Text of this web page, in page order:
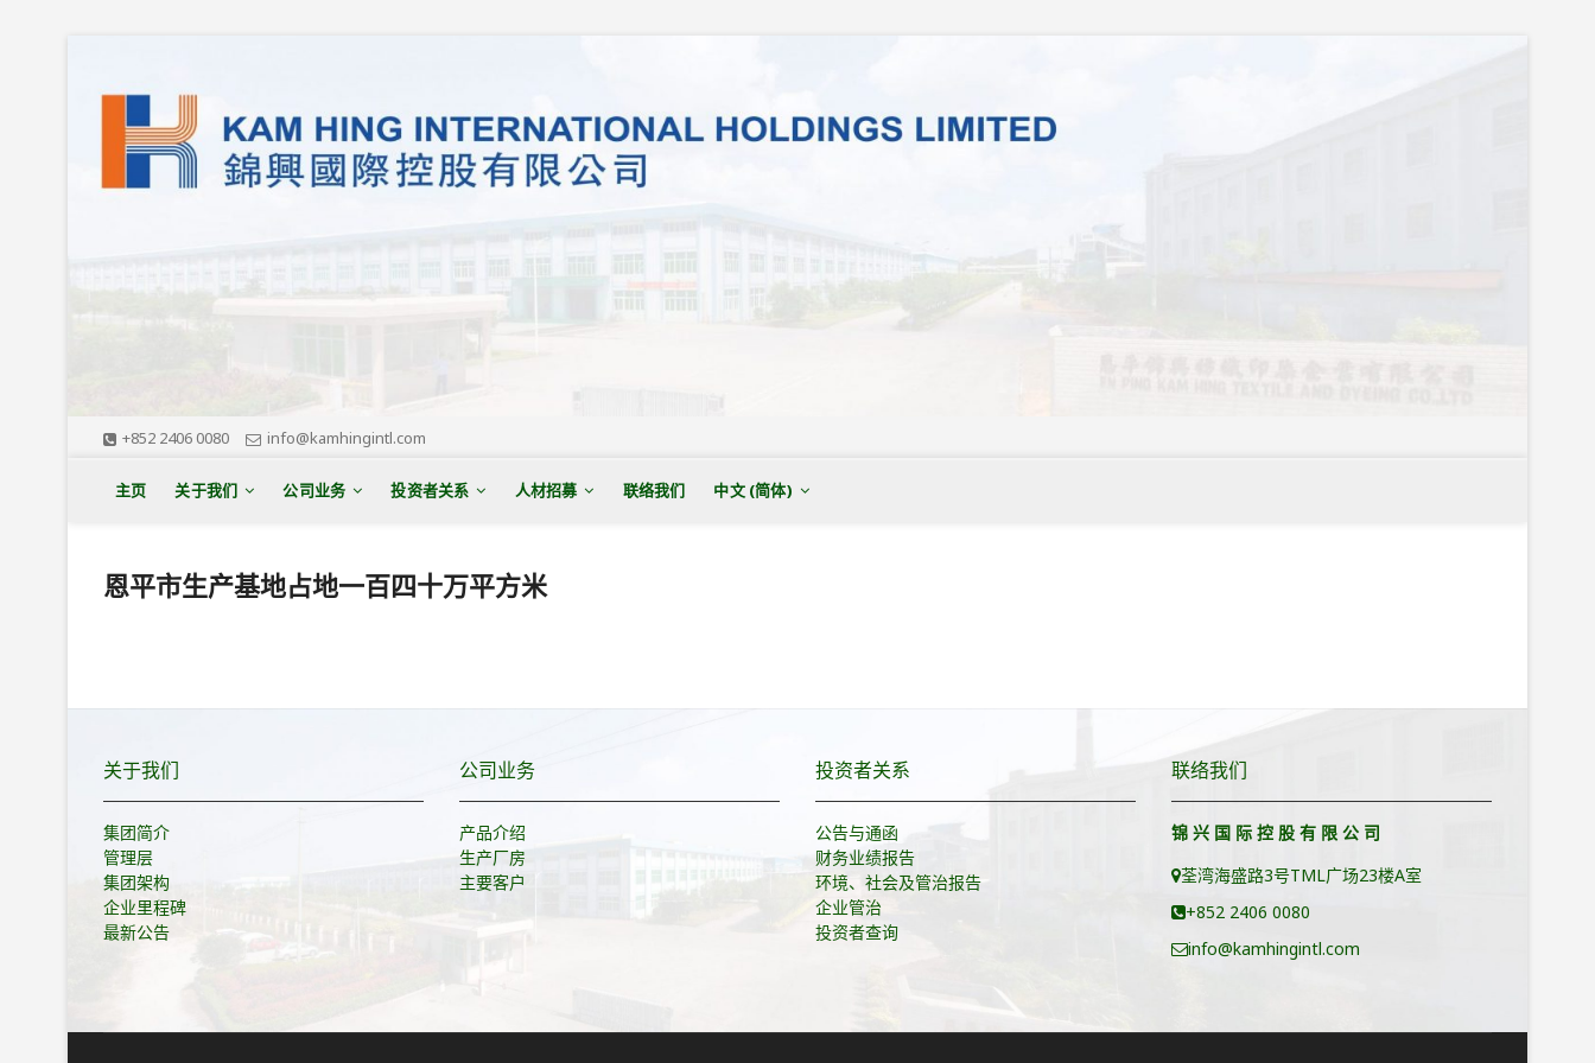
+852 2406 0080 info@kamhingintl.com
主页 关于我们 公司业务 投资者关系 人材招募 联络我们 中文 (简体)
恩平市生产基地占地一百四十万平方米
文
导
航
关于我们
集团简介
管理层
集团架构
企业里程碑
最新公告
公司业务
产品介绍
生产厂房
主要客户
投资者关系
公告与通函
财务业绩报告
环境、社会及管治报告
企业管治
投资者查询
联络我们
锦 兴 国 际 控 股 有 限 公 司
荃湾海盛路3号TML广场23楼A室
+852 2406 0080
info@kamhingintl.com